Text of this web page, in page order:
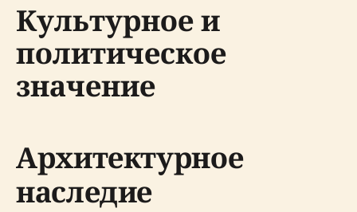
Культурное и
политическое
значение
Архитектурное
наследие